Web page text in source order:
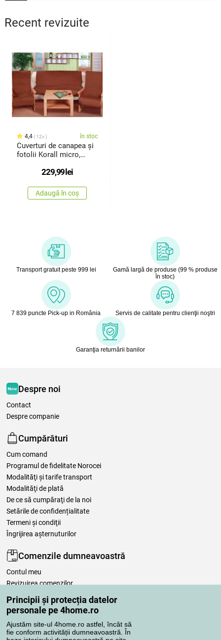
Principii și protecția datelor
personale pe 4home.ro
Ajustăm site-ul 4home.ro astfel, încât să
fie conform activității dumneavoastră. În
Recent revizuite
4,4 12x în stoc
Cuverturi de canapea şi
fotolii Korall micro,
buc. 65 x 150 cm
229,99lei
Adaugă în coș
Transport gratuit peste 999 lei
Gamă largă de produse (99 % produse
în stoc)
7 839 puncte Pick-up in România Servis de calitate pentru clienţii noştri
Garanţia returnării banilor
Despre noi
Contact
Despre companie
Cumpărături
Cum comand
Programul de fidelitate Norocei
Modalităţi şi tarife transport
Modalităţi de plată
De ce să cumpăraţi de la noi
Setările de confidențialitate
Termeni şi condiţii
Îngrijirea așternuturilor
Comenzile dumneavoastră
Contul meu
Revizuirea comenzilor
Reclamaţii
Retragere de la contract
Regulile de procesare a recenziilor